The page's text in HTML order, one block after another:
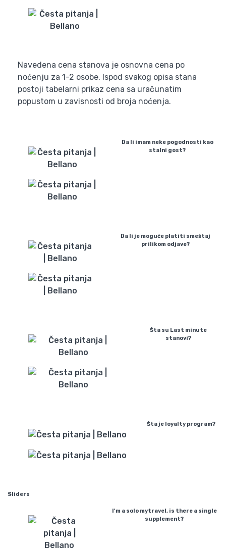
Navedena cena stanova je osnovna cena po
noćenju za 1-2 osobe. Ispod svakog opisa stana
postoji tabelarni prikaz cena sa uračunatim
popustom u zavisnosti od broja noćenja.
Da li imam neke pogodnosti kao
stalni gost?
Da li je moguće platiti smeštaj
prilikom odjave?
Šta su Last minute
stanovi?
Šta je loyalty program?
Sliders
I'm a solo mytravel, is there a single
supplement?